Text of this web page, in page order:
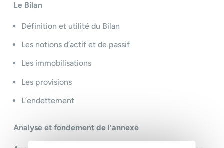
Le Bilan
Définition et utilité du Bilan
Les notions d’actif et de passif
Les immobilisations
Les provisions
L’endettement
Analyse et fondement de l’annexe